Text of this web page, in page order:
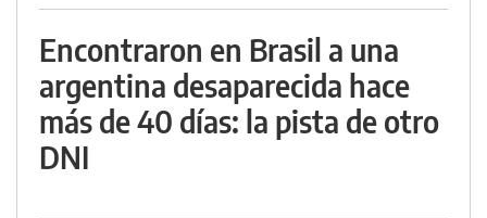
Encontraron en Brasil a una
argentina desaparecida hace
más de 40 días: la pista de otro
DNI